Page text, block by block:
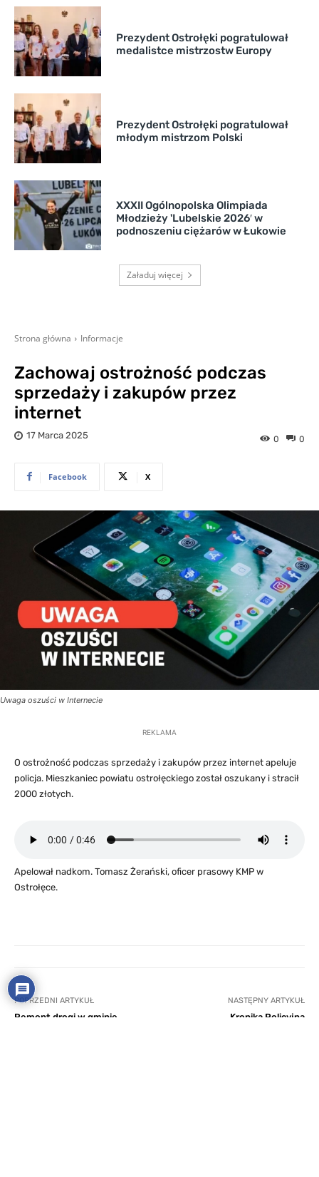
Prezydent Ostrołęki pogratulował
medalistce mistrzostw Europy
Prezydent Ostrołęki pogratulował
młodym mistrzom Polski
XXXII Ogólnopolska Olimpiada
Młodzieży 'Lubelskie 2026′ w
podnoszeniu ciężarów w Łukowie
Załaduj więcej